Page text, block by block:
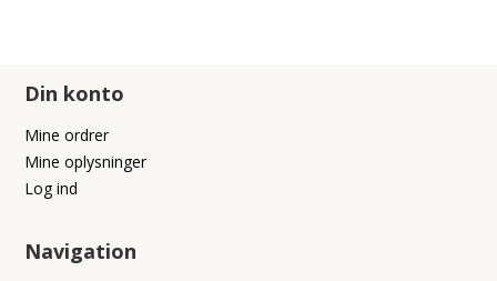
Din konto
Mine ordrer
Mine oplysninger
Log ind
Navigation